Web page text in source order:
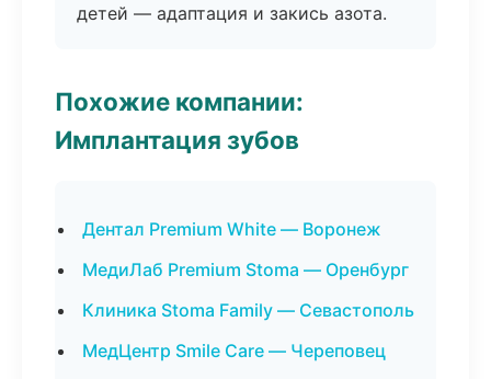
детей — адаптация и закись азота.
Похожие компании:
Имплантация зубов
Дентал Premium White — Воронеж
МедиЛаб Premium Stoma — Оренбург
Клиника Stoma Family — Севастополь
МедЦентр Smile Care — Череповец